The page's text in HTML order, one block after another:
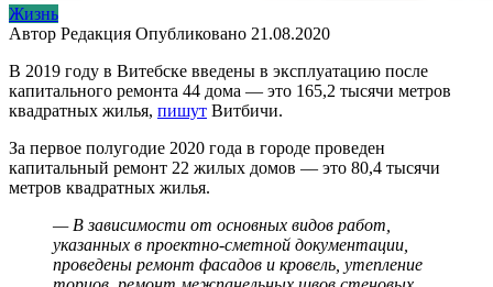
Жизнь
Автор Редакция Опубликовано 21.08.2020
В 2019 году в Витебске введены в эксплуатацию после
капитального ремонта 44 дома — это 165,2 тысячи метров
квадратных жилья, пишут Витбичи.
За первое полугодие 2020 года в городе проведен
капитальный ремонт 22 жилых домов — это 80,4 тысячи
метров квадратных жилья.
— В зависимости от основных видов работ,
указанных в проектно-сметной документации,
проведены ремонт фасадов и кровель, утепление